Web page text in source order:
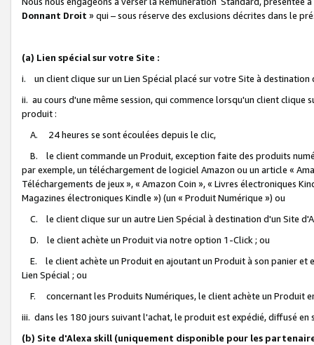
Donnant Droit » qui – sous réserve des exclusions décrites dans le
(a) Lien spécial sur votre Site :
i. un client clique sur un Lien Spécial placé sur votre Site à destination
ii. au cours d'une même session, qui commence lorsqu'un client
produit :
A. 24 heures se sont écoulées depuis le clic,
B. le client commande un Produit, exception faite des produits
par exemple, un téléchargement de logiciel Amazon ou un article «
Téléchargements de jeux », « Amazon Coin », « Livres électroniques
Magazines électroniques Kindle ») (un « Produit Numérique ») ou
C. le client clique sur un autre Lien Spécial à destination d'un Site
D. le client achète un Produit via notre option 1-Click ; ou
E. le client achète un Produit en ajoutant un Produit à son panier et
Lien Spécial ; ou
F. concernant les Produits Numériques, le client achète un Produit
iii. dans les 180 jours suivant l'achat, le produit est expédié, diffusé
(b) Site d'Alexa skill (uniquement disponible pour les